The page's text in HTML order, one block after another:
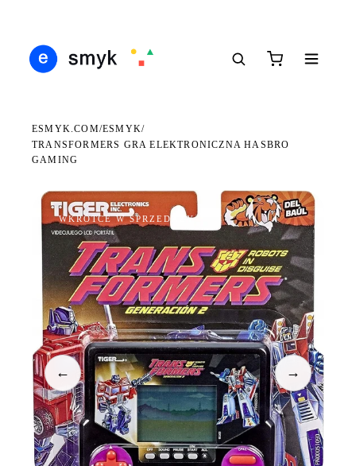
ESMYK.COM/ESMYK/
TRANSFORMERS GRA ELEKTRONICZNA HASBRO
GAMING
WKRÓTCE W SPRZEDAŻY
← →